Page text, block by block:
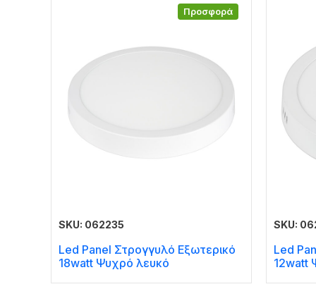
Προσφορά
SKU: 062235
Led Panel Στρογγυλό Εξωτερικό
18watt Ψυχρό λευκό
SKU:
Led
12watt